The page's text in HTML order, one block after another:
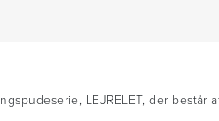
LEJRELET, der